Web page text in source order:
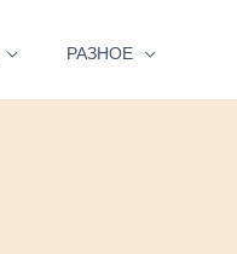
РАЗНОЕ